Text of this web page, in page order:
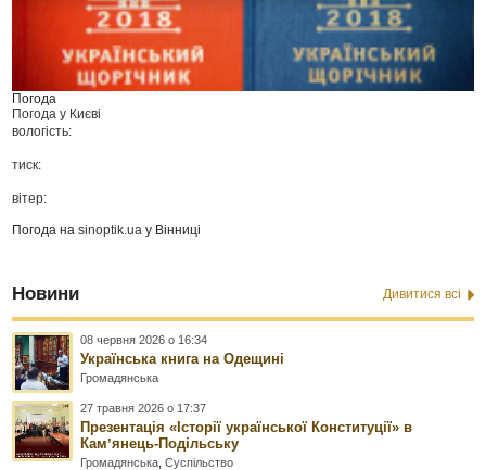
Погода
Погода у Києві
вологість:
тиск:
вітер:
Погода наsinoptik.ua у Вінниці
Новини Дивитися всі
08 червня 2026 о 16:34
Українська книга на Одещині
Громадянська
27 травня 2026 о 17:37
Презентація «Історії української Конституції» в
Камʼянець-Подільську
Громадянська ,Суспільство